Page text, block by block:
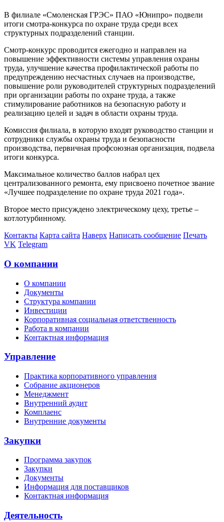
В филиале «Смоленская ГРЭС» ПАО «Юнипро» подвели
итоги смотра-конкурса по охране труда среди всех
структурных подразделений станции.
Смотр-конкурс проводится ежегодно и направлен на
повышение эффективности системы управления охраны
труда, улучшение качества профилактической работы по
предупреждению несчастных случаев на производстве,
повышение роли руководителей структурных подразделений
при организации работы по охране труда, а также
стимулирование работников на безопасную работу и
реализацию целей и задач в области охраны труда.
Комиссия филиала, в которую входят руководство станции и
сотрудники службы охраны труда и безопасности
производства, первичная профсоюзная организация, подвела
итоги конкурса.
Максимальное количество баллов набрал цех
централизованного ремонта, ему присвоено почетное звание
«Лучшее подразделение по охране труда 2021 года».
Второе место присуждено электрическому цеху, третье –
котлотурбинному.
Контакты Карта сайта Наверх Написать сообщение Печать
VK Telegram
О компании
О компании
Документы
Структура компании
Инвестиции
Корпоративная социальная ответственность
Работа в компании
Контактная информация
Управление
Практика корпоративного управления
Собрание акционеров
Менеджмент
Внутренний аудит
Комплаенс
Внутренние документы
Закупки
Программа закупок
Закупки
Документы
Информация для поставщиков
Контактная информация
Деятельность